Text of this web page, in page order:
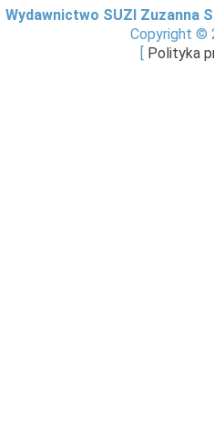
Wydawnictwo SUZI Zuzanna
Copyright ©
[ Polityka